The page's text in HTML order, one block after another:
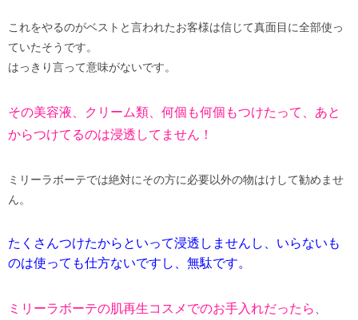
これをやるのがベストと言われたお客様は信じて真面目に全部使っ
ていたそうです。
はっきり言って意味がないです。
その美容液、クリーム類、何個も何個もつけたって、あと
からつけてるのは浸透してません！
ミリーラボーテでは絶対にその方に必要以外の物はけして勧めませ
ん。
たくさんつけたからといって浸透しませんし、いらないも
のは使っても仕方ないですし、無駄です。
ミリーラボーテの肌再生コスメでのお手入れだったら